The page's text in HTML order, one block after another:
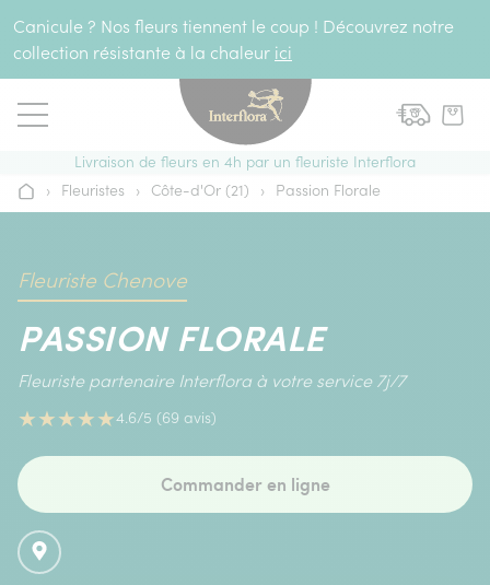
Canicule ? Nos fleurs tiennent le coup ! Découvrez notre
collection résistante à la chaleur ici
Livraison de fleurs en 4h par un fleuriste Interflora
Accueil
› Fleuristes › Côte-d'Or (21) › Passion Florale
Fleuriste Chenove
PASSION FLORALE
Fleuriste partenaire Interflora à votre service 7j/7
★★★★★4.6/5 (69 avis)
Commander en ligne